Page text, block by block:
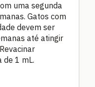
uma segunda
Gatos com
devem ser
até atingir
de 1 mL.